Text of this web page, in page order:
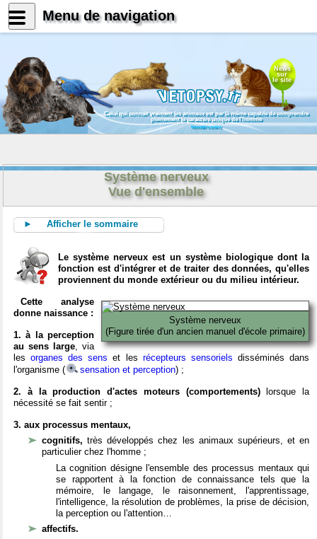
News
sur
le site
Celui qui connait vraiment les animaux est par là même capable de comprendre
pleinement le caractère unique de l'homme
Konrad Lorenz
Système nerveux
Vue d'ensemble
► Afficher le sommaire
Le système nerveux est un système biologique dont la
fonction est d'intégrer et de traiter des données, qu'elles
proviennent du monde extérieur ou du milieu intérieur.
Système nerveux
(Figure tirée d'un ancien manuel d'école primaire)
Cette analyse
donne naissance :
1. à la perception
au sens large, via
lesorganes des sens et les récepteurs sensoriels disséminés dans
l'organisme (
sensation et perception) ;
2. à la production d'actes moteurs (comportements)lorsque la
nécessité se fait sentir ;
3. aux processus mentaux,
cognitifs,très développés chez les animaux supérieurs, et en
particulier chez l'homme ;
La cognition désigne l'ensemble des processus mentaux qui
se rapportent à la fonction de connaissance tels que la
mémoire, le langage, le raisonnement, l'apprentissage,
l'intelligence, la résolution de problèmes, la prise de décision,
la perception ou l'attention…
affectifs.
Menu de navigation